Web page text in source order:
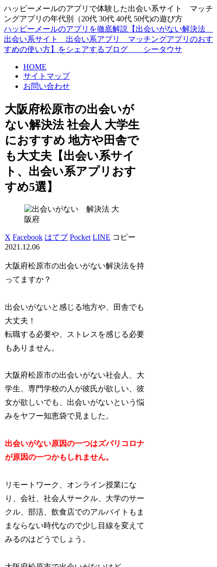
ハッピーメールのアプリで体験した出会い系サイト マッチ
ングアプリの年代別（20代 30代 40代 50代)の遊び方
ハッピーメールのアプリを徹底解説【出会いがない解決法
出会い系サイト 出会い系アプリ マッチングアプリのおす
すめの使い方】をシェアするブログ シータウサ
HOME
サイトマップ
お問い合わせ
大阪府松原市の出会いが
ない解決法 社会人 大学生
におすすめ 地方や田舎で
も大丈夫【出会い系サイ
ト、出会い系アプリおす
すめ5選】
大
阪府
X Facebook はてブ Pocket LINE コピー
2021.12.06
大阪府松原市の出会いがない解決法を持
ってますか？
出会いがないと感じる地方や、田舎でも
大丈夫！
転職する必要や、ストレスを感じる必要
もありません。
大阪府松原市の出会いがない社会人、大
学生、専門学校の人が彼氏が欲しい、彼
女が欲しいでも、出会いがないという悩
みをヤフー知恵袋で見ました。
出会いがない原因の一つはズバリコロナ
が原因の一つかもしれません。
リモートワーク、オンライン授業にな
り、会社、社会人サークル、大学のサー
クル、部活、飲食店でのアルバイトもま
まならない時代なので少し目線を変えて
みるのはどうでしょう。